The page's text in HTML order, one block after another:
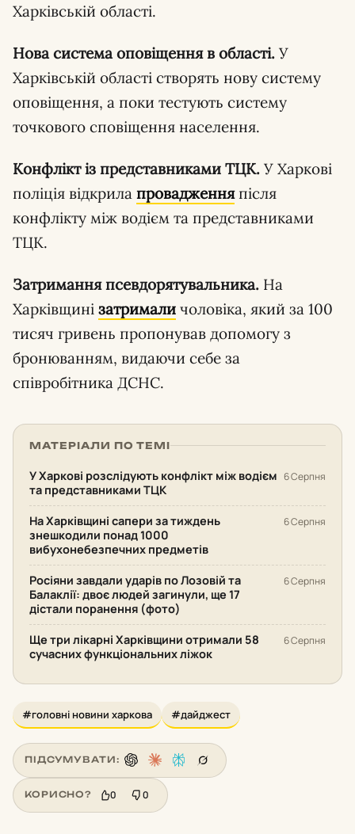
Харківській області.
Нова система оповіщення в області. У
Харківській області створять нову систему
оповіщення, а поки тестують систему
точкового сповіщення населення.
Конфлікт із представниками ТЦК. У Харкові
поліція відкрила провадженняпісля
конфлікту між водієм та представниками
ТЦК.
Затримання псевдорятувальника. На
Харківщині затримали чоловіка, який за 100
тисяч гривень пропонував допомогу з
бронюванням, видаючи себе за
співробітника ДСНС.
МАТЕРІАЛИ ПО ТЕМІ
У Харкові розслідують конфлікт між водієм
та представниками ТЦК
6 Серпня
На Харківщині сапери за тиждень
знешкодили понад 1000
вибухонебезпечних предметів
6 Серпня
Росіяни завдали ударів по Лозовій та
Балаклії: двоє людей загинули, ще 17
дістали поранення (фото)
6 Серпня
Ще три лікарні Харківщини отримали 58
сучасних функціональних ліжок
6 Серпня
#головні новини харкова #дайджест
ПІДСУМУВАТИ:
КОРИСНО? 0 0